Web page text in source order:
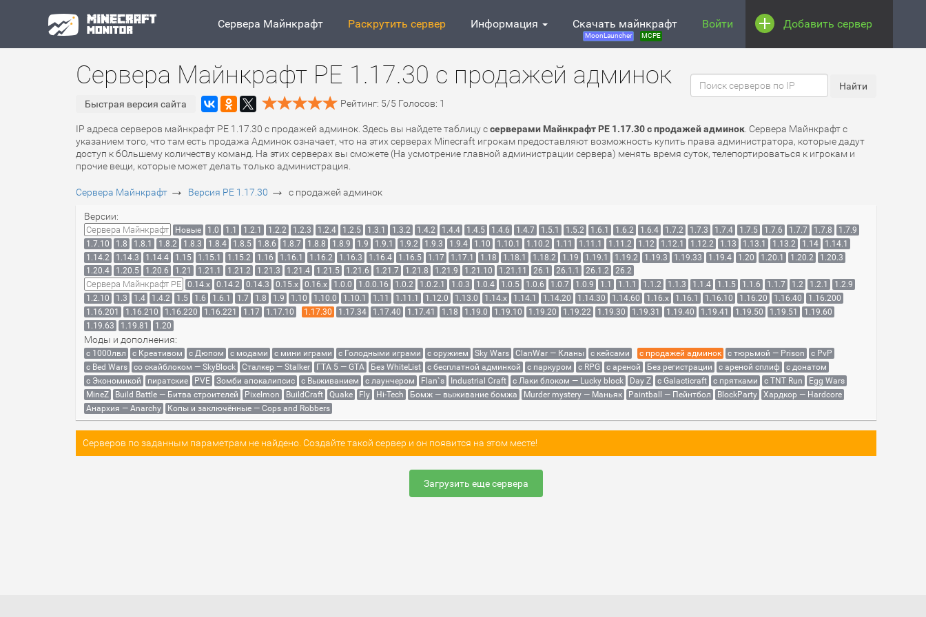
Сервера Майнкрафт Раскрутить сервер Информация Скачать майнкрафт
MoonLauncher MCPE
Войти Добавить сервер
Сервера Майнкрафт PE 1.17.30 с продажей админок
Быстрая версия сайта Рейтинг: 5/5 Голосов: 1
IP адреса серверов майнкрафт PE 1.17.30 с продажей админок. Здесь вы найдете таблицу ссерверами Майнкрафт PE 1.17.30 с продажей админок . Сервера Майнкрафт с
указанием того, что там есть продажа Админок означает, что на этих серверах Minecraft игрокам предоставляют возможность купить права администратора, которые дадут
доступ к бОльшему количеству команд. На этих серверах вы сможете (На усмотрение главной администрации сервера) менять время суток, телепортироваться к игрокам и
прочие вещи, которые может делать только администрация.
Сервера Майнкрафт → Версия PE 1.17.30 → с продажей админок
Версии:
Сервера Майнкрафт Новые 1.0 1.1 1.2.1 1.2.2 1.2.3 1.2.4 1.2.5 1.3.1 1.3.2 1.4.2 1.4.4 1.4.5 1.4.6 1.4.7 1.5.1 1.5.2 1.6.1 1.6.2 1.6.4 1.7.2 1.7.3 1.7.4 1.7.5 1.7.6 1.7.7 1.7.8
1.7.9
1.7.10
1.8 1.8.1 1.8.2 1.8.3 1.8.4 1.8.5 1.8.6 1.8.7 1.8.8 1.8.9 1.9 1.9.1 1.9.2 1.9.3 1.9.4 1.10 1.10.1 1.10.2 1.11 1.11.1 1.11.2 1.12 1.12.1 1.12.2 1.13 1.13.1 1.13.2 1.14
1.14.1
1.14.2
1.14.3 1.14.4 1.15 1.15.1 1.15.2 1.16 1.16.1 1.16.2 1.16.3 1.16.4 1.16.5 1.17 1.17.1 1.18 1.18.1 1.18.2 1.19 1.19.1 1.19.2 1.19.3 1.19.33 1.19.4 1.20 1.20.1 1.20.2
1.20.3
1.20.4
1.20.5 1.20.6 1.21 1.21.1 1.21.2 1.21.3 1.21.4 1.21.5 1.21.6 1.21.7 1.21.8 1.21.9 1.21.10 1.21.11 26.1 26.1.1 26.1.2 26.2
Сервера Майнкрафт PE 0.14.x 0.14.2 0.14.3 0.15.x 0.16.x 1.0.0 1.0.0.16 1.0.2 1.0.2.1 1.0.3 1.0.4 1.0.5 1.0.6 1.0.7 1.0.9 1.1 1.1.1 1.1.2 1.1.3 1.1.4 1.1.5 1.1.6 1.1.7 1.2 1.2.1
1.2.9
1.2.10
1.3 1.4 1.4.2 1.5 1.6 1.6.1 1.7 1.8 1.9 1.10 1.10.0 1.10.1 1.11 1.11.1 1.12.0 1.13.0 1.14.x 1.14.1 1.14.20 1.14.30 1.14.60 1.16.x 1.16.1 1.16.10 1.16.20 1.16.40
1.16.200
1.16.201
1.16.210 1.16.220 1.16.221 1.17 1.17.10 1.17.30 1.17.34 1.17.40 1.17.41 1.18 1.19.0 1.19.10 1.19.20 1.19.22 1.19.30 1.19.31 1.19.40 1.19.41 1.19.50 1.19.51
1.19.60
1.19.63
1.19.81 1.20
Моды и дополнения:
с 1000лвл c Креативом с Дюпом с модами с мини играми с Голодными играми с оружием Sky Wars ClanWar — Кланы с кейсами с продажей админок с тюрьмой — Prison
с PvP
с Bed Wars
со скайблоком — SkyBlock Сталкер — Stalker ГТА 5 — GTA Без WhiteList с бесплатной админкой с паркуром с RPG с ареной Без регистрации с ареной сплиф
с донатом
с Экономикой
пиратские PVE Зомби апокалипсис с Выживанием с лаунчером Flan`s Industrial Craft с Лаки блоком — Lucky block Day Z с Galacticraft с прятками с TNT Run
Egg Wars
MineZ
Build Battle — Битва строителей Pixelmon BuildCraft Quake Fly Hi-Tech Бомж — выживание бомжа Murder mystery — Маньяк Paintball — Пейнтбол BlockParty
Хардкор — Hardcore
Анархия — Anarchy
Копы и заключённые — Cops and Robbers
Серверов по заданным параметрам не найдено. Создайте такой сервер и он появится на этом месте!
Загрузить еще сервера